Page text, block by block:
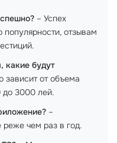
– Успех
популярности, отзывам
какие будут
зависит от объема
до 3000 лей.
–
реже чем раз в год.